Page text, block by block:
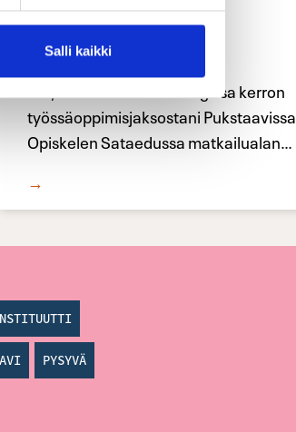
Salli kaikki
Blogi: Iidan TOP-
jakso Pukstaavilla
Hei, Iida täällä! Tässä blogissa kerron
työssäoppimisjaksostani Pukstaavissa.
Opiskelen Sataedussa matkailualan
→
PYSYVÄ